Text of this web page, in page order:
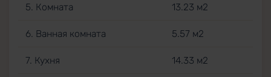
5. Комната 13.23 м2
6. Ванная комната 5.57 м2
7. Кухня 14.33 м2